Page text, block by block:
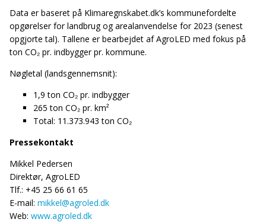
Data er baseret på Klimaregnskabet.dk’s kommunefordelte
opgørelser for landbrug og arealanvendelse for 2023 (senest
opgjorte tal). Tallene er bearbejdet af AgroLED med fokus på
ton CO₂ pr. indbygger pr. kommune.
Nøgletal (landsgennemsnit):
1,9 ton CO₂ pr. indbygger
265 ton CO₂ pr. km²
Total: 11.373.943 ton CO₂
Pressekontakt
Mikkel Pedersen
Direktør, AgroLED
Tlf.: +45 25 66 61 65
E-mail: mikkel@agroled.dk
Web: www.agroled.dk